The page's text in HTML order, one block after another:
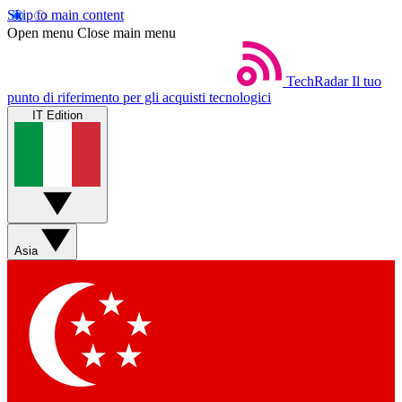
Skip to main content
Open menu Close main menu
TechRadar Il tuo
punto di riferimento per gli acquisti tecnologici
IT Edition
Asia